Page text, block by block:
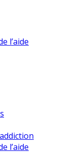
l’aide
l’aide